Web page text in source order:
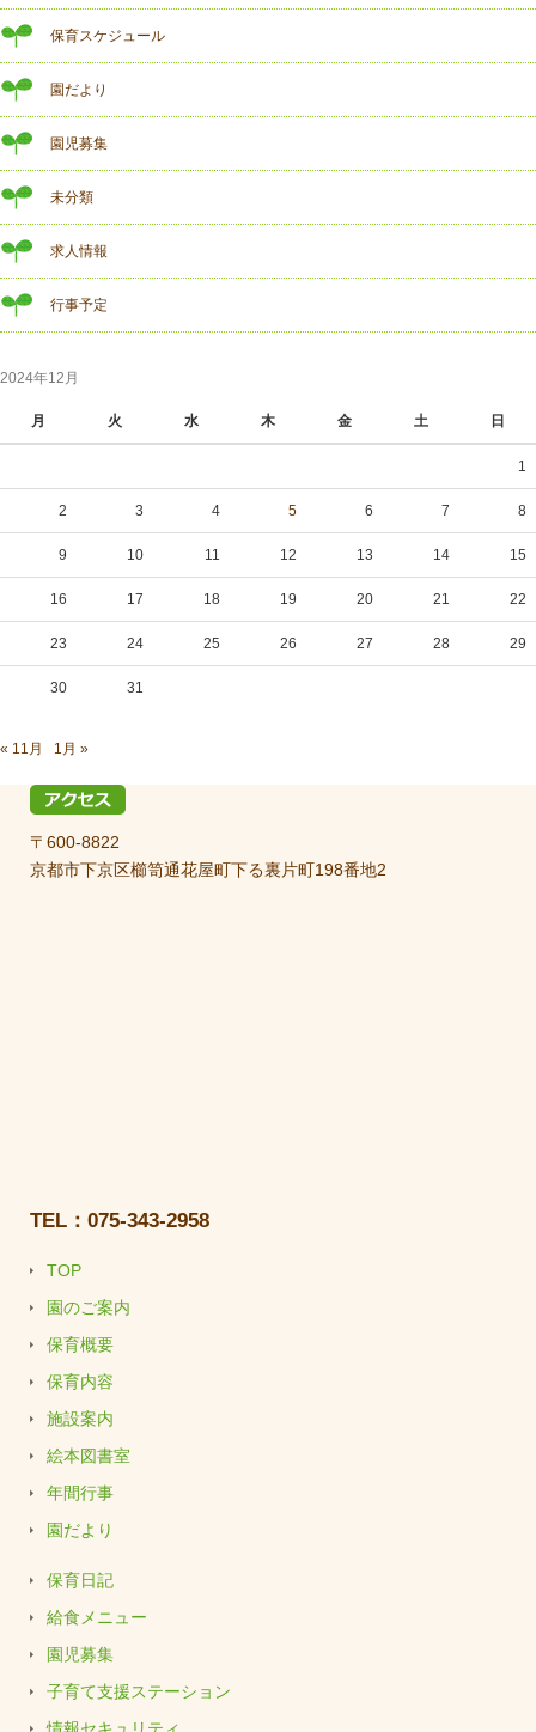
保育スケジュール
園だより
園児募集
未分類
求人情報
行事予定
2024年12月
月 火 水 木 金 土 日
1
2 3 4 5 6 7 8
9 10 11 12 13 14 15
16 17 18 19 20 21 22
23 24 25 26 27 28 29
30 31
« 11月 1月 »
〒600-8822
京都市下京区櫛笥通花屋町下る裏片町198番地2
TEL：075-343-2958
TOP
園のご案内
保育概要
保育内容
施設案内
絵本図書室
年間行事
園だより
保育日記
給食メニュー
園児募集
子育て支援ステーション